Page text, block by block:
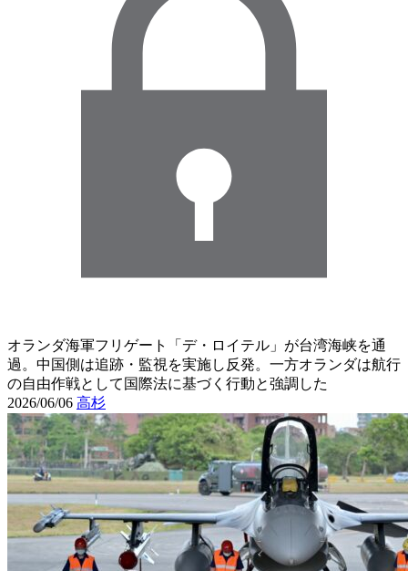
オランダ海軍フリゲート「デ・ロイテル」が台湾海峡を通
過。中国側は追跡・監視を実施し反発。一方オランダは航行
の自由作戦として国際法に基づく行動と強調した
2026/06/06 高杉